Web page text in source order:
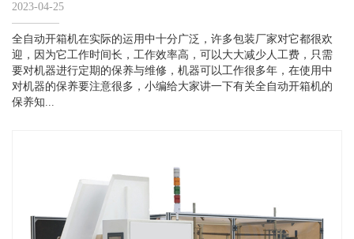
2023-04-25
全自动开箱机在实际的运用中十分广泛，许多包装厂家对它都很欢
迎，因为它工作时间长，工作效率高，可以大大减少人工费，只需
要对机器进行定期的保养与维修，机器可以工作很多年，在使用中
对机器的保养要注意很多，小编给大家讲一下有关全自动开箱机的
保养知...